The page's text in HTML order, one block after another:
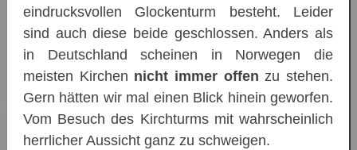
eindrucksvollen Glockenturm besteht. Leider
sind auch diese beide geschlossen. Anders als
in Deutschland scheinen in Norwegen die
meisten Kirchen nicht immer offen zu stehen.
Gern hätten wir mal einen Blick hinein geworfen.
Vom Besuch des Kirchturms mit wahrscheinlich
herrlicher Aussicht ganz zu schweigen.